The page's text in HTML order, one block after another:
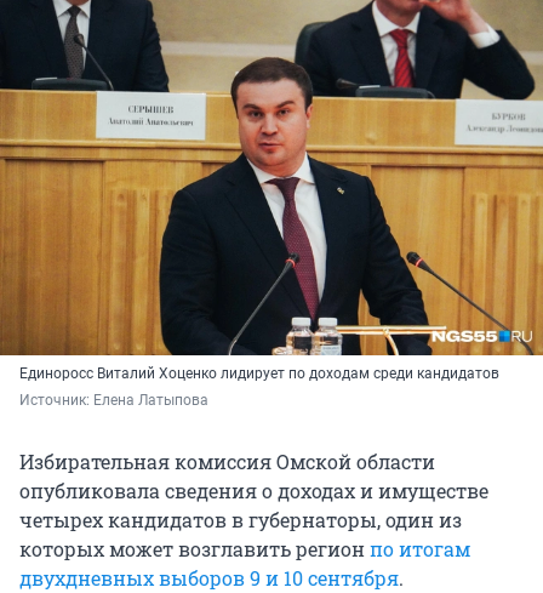
Единоросс Виталий Хоценко лидирует по доходам среди кандидатов
Источник: Елена Латыпова
Избирательная комиссия Омской области
опубликовала сведения о доходах и имуществе
четырех кандидатов в губернаторы, один из
которых может возглавить регионпо итогам
двухдневных выборов 9 и 10 сентября.